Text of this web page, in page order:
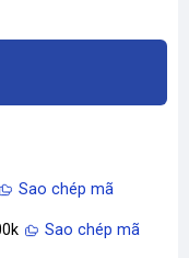
Sao chép mã
Sao chép mã